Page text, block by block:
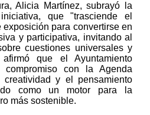
Alicia Martínez, subrayó la
que "trasciende el
para convertirse en
y participativa, invitando al
cuestiones universales y
afirmó que el Ayuntamiento
compromiso con la Agenda
creatividad y el pensamiento
como un motor para la
más sostenible.